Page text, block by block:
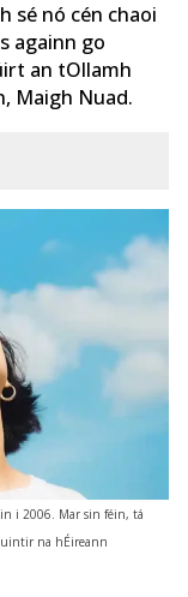
sé nó cén chaoi
againn go
an tOllamh
Maigh Nuad.
i 2006. Mar sin féin, tá
na hÉireann